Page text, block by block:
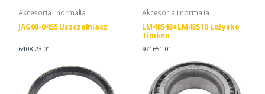
Akcesoria i normalia
JAG08-0455 Uszczelniacz
6408-23.01
Akcesoria i normalia
LM48548+LM48510 Łożysko
Timken
971651.01